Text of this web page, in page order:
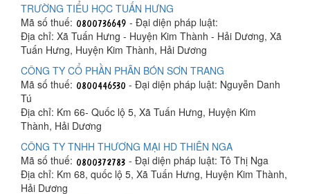
TRƯỜNG TIỂU HỌC TUẤN HƯNG
Mã số thuế:
- Đại diện pháp luật:
Địa chỉ: Xã Tuấn Hưng - Huyện Kim Thành - Hải Dương, Xã
Tuấn Hưng, Huyện Kim Thành, Hải Dương
CÔNG TY CỔ PHẦN PHÂN BÓN SƠN TRANG
Mã số thuế:
- Đại diện pháp luật: Nguyễn Danh
Tú
Địa chỉ: Km 66- Quốc lộ 5, Xã Tuấn Hưng, Huyện Kim
Thành, Hải Dương
CÔNG TY TNHH THƯƠNG MẠI HD THIÊN NGA
Mã số thuế:
- Đại diện pháp luật: Tô Thị Nga
Địa chỉ: Km 68, quốc lộ 5, Xã Tuấn Hưng, Huyện Kim Thành,
Hải Dương